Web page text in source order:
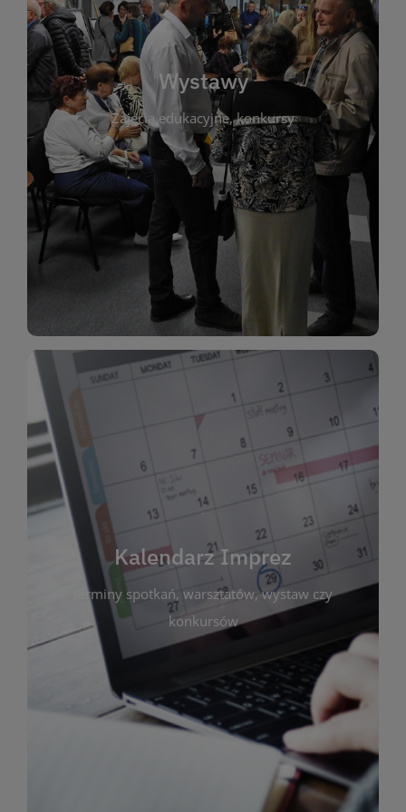
Wystawy
Zajęcia edukacyjne, konkursy
Wystawy
Biblioteka organizuje prezentujące zarówno
sztukę lokalnych twórców, jak i zbiory tematyczne.
W tej sekcji znajdziesz informacje o aktualnych
ekspozycjach oraz archiwum wystaw z
poprzednich lat. Prezentowane prace obejmują
malarstwo, fotografię, rękodzieło i inne formy
artystyczne. Każda wystawa to wyjątkowa okazja
do kontaktu z kulturą i sztuką w przestrzeni
biblioteki. Serdecznie zapraszamy wszystkich
Kalendarz Imprez
terminy spotkań, warsztatów, wystaw czy
konkursów
Kalendarz Imprez
Zakładka ta gromadzi wszystkie planowane
wydarzenia kulturalne i edukacyjne organizowane
przez bibliotekę. Możesz tu sprawdzić terminy
spotkań, warsztatów, wystaw czy konkursów.
Dzięki przejrzystemu kalendarzowi łatwo
zaplanujesz udział w interesujących Cię
wydarzeniach. Aktualizujemy harmonogram na
bieżąco, by zawsze był zgodny z planem pracy
biblioteki. Zapraszamy do śledzenia i uczestnictwa
w życiu kulturalnym miasta!
WIĘCEJ